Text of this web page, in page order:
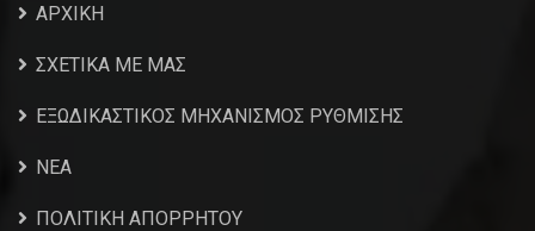
ΑΡΧΙΚΗ
ΣΧΕΤΙΚΑ ΜΕ ΜΑΣ
ΕΞΩΔΙΚΑΣΤΙΚΟΣ ΜΗΧΑΝΙΣΜΟΣ ΡΥΘΜΙΣΗΣ
NEA
ΠΟΛΙΤΙΚΗ ΑΠΟΡΡΗΤΟΥ